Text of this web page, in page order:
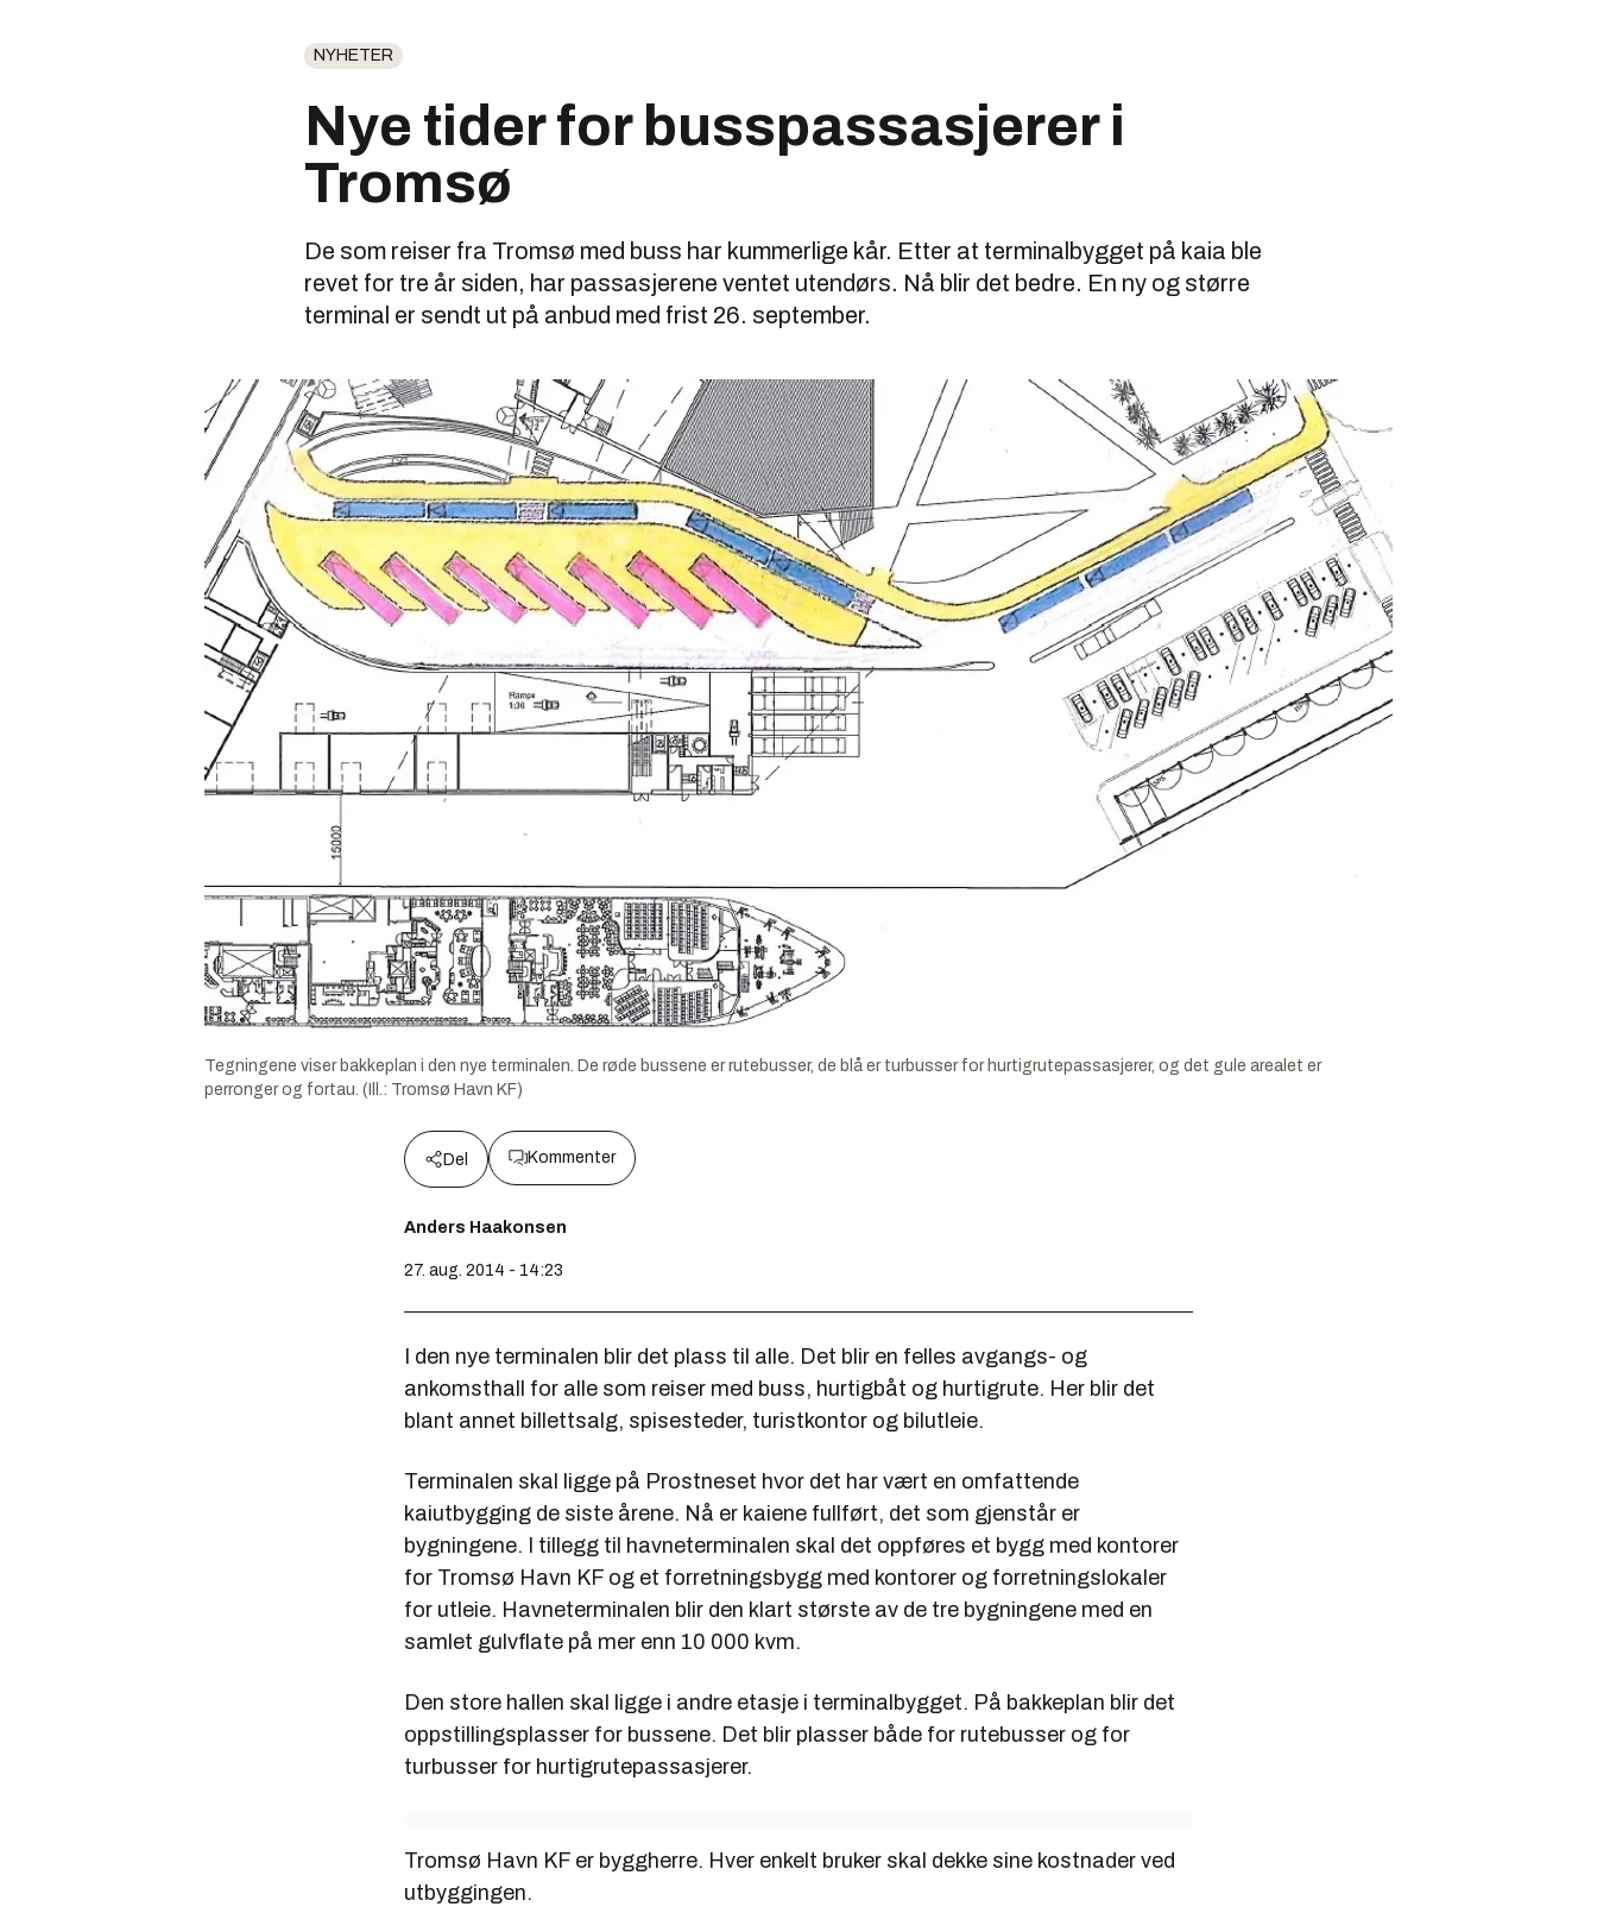
NYHETER
Nye tider for busspassasjerer i
Tromsø
De som reiser fra Tromsø med buss har kummerlige kår. Etter at terminalbygget på kaia ble
revet for tre år siden, har passasjerene ventet utendørs. Nå blir det bedre. En ny og større
terminal er sendt ut på anbud med frist 26. september.
Tegningene viser bakkeplan i den nye terminalen. De røde bussene er rutebusser, de blå er turbusser for hurtigrutepassasjerer, og det gule arealet er
perronger og fortau. (Ill.: Tromsø Havn KF)
Del Kommenter
Anders Haakonsen
27. aug. 2014 - 14:23
I den nye terminalen blir det plass til alle. Det blir en felles avgangs- og
ankomsthall for alle som reiser med buss, hurtigbåt og hurtigrute. Her blir det
blant annet billettsalg, spisesteder, turistkontor og bilutleie.
Terminalen skal ligge på Prostneset hvor det har vært en omfattende
kaiutbygging de siste årene. Nå er kaiene fullført, det som gjenstår er
bygningene. I tillegg til havneterminalen skal det oppføres et bygg med kontorer
for Tromsø Havn KF og et forretningsbygg med kontorer og forretningslokaler
for utleie. Havneterminalen blir den klart største av de tre bygningene med en
samlet gulvflate på mer enn 10 000 kvm.
Den store hallen skal ligge i andre etasje i terminalbygget. På bakkeplan blir det
oppstillingsplasser for bussene. Det blir plasser både for rutebusser og for
turbusser for hurtigrutepassasjerer.
Tromsø Havn KF er byggherre. Hver enkelt bruker skal dekke sine kostnader ved
utbyggingen.